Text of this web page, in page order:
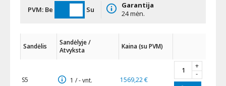
PVM: Be Su
Garantija
24 mėn.
Sandėlis
Sandėlyje /
Atvyksta
Kaina (su PVM)
S5 1 / - vnt. 1569,22 €
+
-